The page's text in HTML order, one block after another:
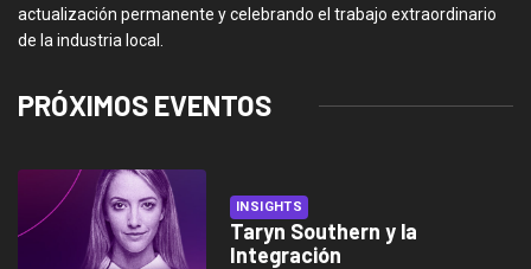
actualización permanente y celebrando el trabajo extraordinario
de la industria local.
PRÓXIMOS EVENTOS
INSIGHTS
Taryn Southern y la
Integración